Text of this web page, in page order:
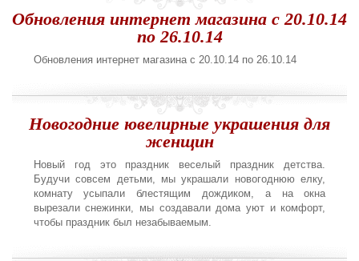
Обновления интернет магазина с 20.10.14
по 26.10.14
Обновления интернет магазина с 20.10.14 по 26.10.14
Новогодние ювелирные украшения для
женщин
Новый год это праздник веселый праздник детства.
Будучи совсем детьми, мы украшали новогоднюю елку,
комнату усыпали блестящим дождиком, а на окна
вырезали снежинки, мы создавали дома уют и комфорт,
чтобы праздник был незабываемым.